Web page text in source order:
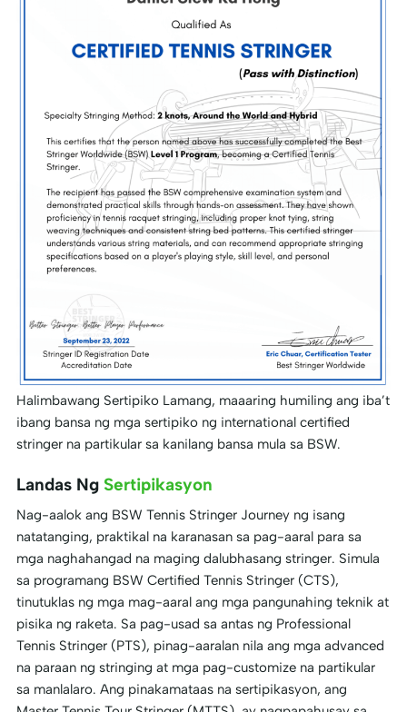
Halimbawang Sertipiko Lamang, maaaring humiling ang iba’t
ibang bansa ng mga sertipiko ng international certified
stringer na partikular sa kanilang bansa mula sa BSW.
Landas Ng Sertipikasyon
Nag-aalok ang BSW Tennis Stringer Journey ng isang
natatanging, praktikal na karanasan sa pag-aaral para sa
mga naghahangad na maging dalubhasang stringer. Simula
sa programang BSW Certified Tennis Stringer (CTS),
tinutuklas ng mga mag-aaral ang mga pangunahing teknik at
pisika ng raketa. Sa pag-usad sa antas ng Professional
Tennis Stringer (PTS), pinag-aaralan nila ang mga advanced
na paraan ng stringing at mga pag-customize na partikular
sa manlalaro. Ang pinakamataas na sertipikasyon, ang